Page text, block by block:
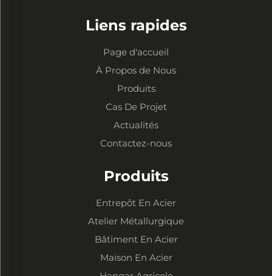
Liens rapides
Page d'accueil
À Propos de Nous
Produits
Cas De Projet
Actualités
Contactez-nous
Produits
Entrepôt En Acier
Atelier Métallurgique
Bâtiment En Acier
Maison En Acier